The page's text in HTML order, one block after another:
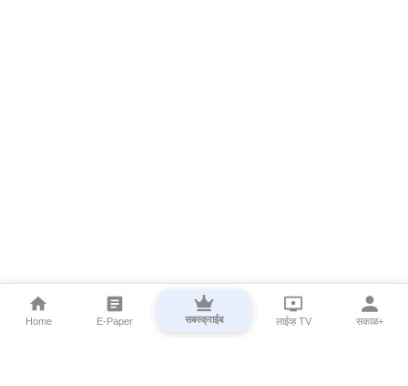
Home E-Paper सबस्क्राईब लाईव्ह TV सकाळ+